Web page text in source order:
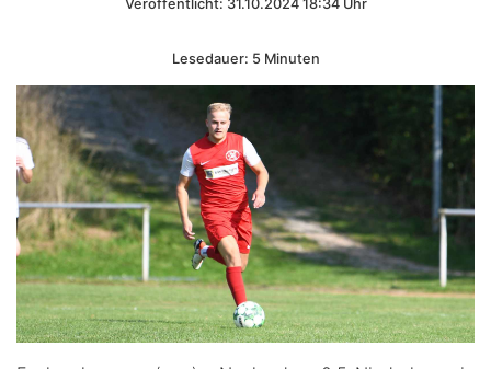
Veröffentlicht: 31.10.2024 18:34 Uhr
Lesedauer: 5 Minuten